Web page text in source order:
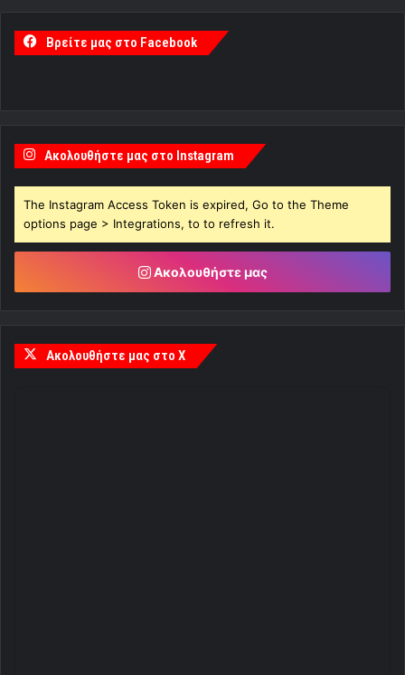
Βρείτε μας στο Facebook
Ακολουθήστε μας στο Instagram
The Instagram Access Token is expired, Go to the Theme
options page > Integrations, to to refresh it.
Ακολουθήστε μας
Ακολουθήστε μας στο X